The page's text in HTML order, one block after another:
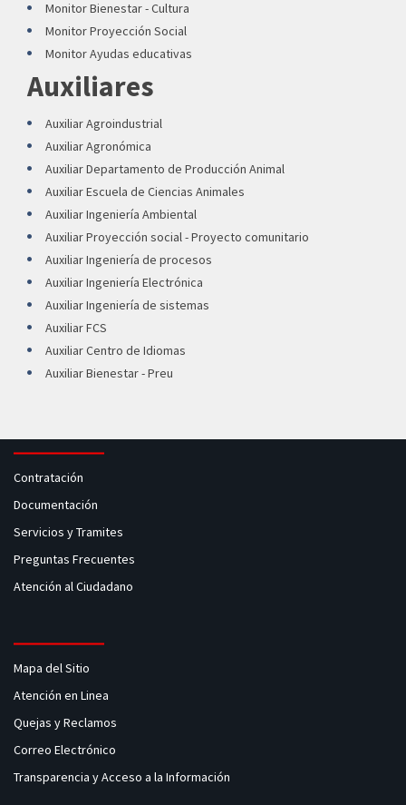
Monitor Bienestar - Cultura
Monitor Proyección Social
Monitor Ayudas educativas
Auxiliares
Auxiliar Agroindustrial
Auxiliar Agronómica
Auxiliar Departamento de Producción Animal
Auxiliar Escuela de Ciencias Animales
Auxiliar Ingeniería Ambiental
Auxiliar Proyección social - Proyecto comunitario
Auxiliar Ingeniería de procesos
Auxiliar Ingeniería Electrónica
Auxiliar Ingeniería de sistemas
Auxiliar FCS
Auxiliar Centro de Idiomas
Auxiliar Bienestar - Preu
Contratación
Documentación
Servicios y Tramites
Preguntas Frecuentes
Atención al Ciudadano
Mapa del Sitio
Atención en Linea
Quejas y Reclamos
Correo Electrónico
Transparencia y Acceso a la Información